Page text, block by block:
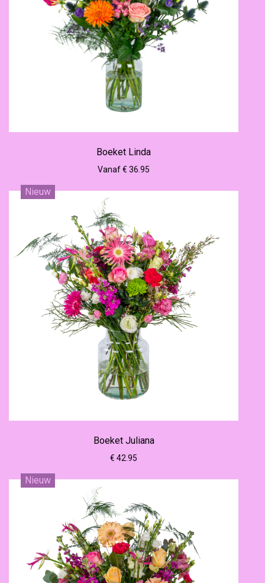
Boeket Linda
Vanaf € 36.95
Nieuw
Boeket Juliana
€ 42.95
Nieuw